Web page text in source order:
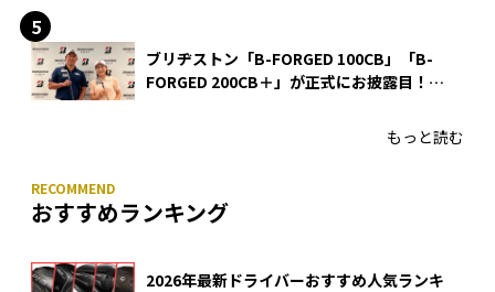
ブリヂストン「B-FORGED 100CB」「B-
FORGED 200CB＋」が正式にお披露目！
もっと読む
おすすめランキング
2026年最新ドライバーおすすめ人気ランキ